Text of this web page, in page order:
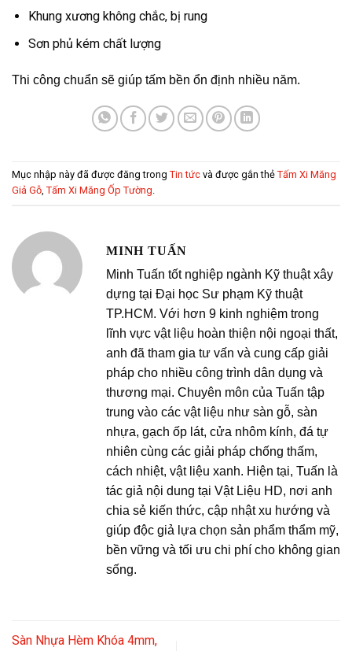
Khung xương không chắc, bị rung
Sơn phủ kém chất lượng
Thi công chuẩn sẽ giúp tấm bền ổn định nhiều năm.
Mục nhập này đã được đăng trong Tin tức và được gắn thẻ Tấm Xi Măng
Giả Gỗ Tấm Xi Măng Ốp Tường
MINH TUẤN
Minh Tuấn tốt nghiệp ngành Kỹ thuật xây
dựng tại Đại học Sư phạm Kỹ thuật
TP.HCM. Với hơn 9 kinh nghiệm trong
lĩnh vực vật liệu hoàn thiện nội ngoại thất,
anh đã tham gia tư vấn và cung cấp giải
pháp cho nhiều công trình dân dụng và
thương mại. Chuyên môn của Tuấn tập
trung vào các vật liệu như sàn gỗ, sàn
nhựa, gạch ốp lát, cửa nhôm kính, đá tự
nhiên cùng các giải pháp chống thấm,
cách nhiệt, vật liệu xanh. Hiện tại, Tuấn là
tác giả nội dung tại Vật Liệu HD, nơi anh
chia sẻ kiến thức, cập nhật xu hướng và
giúp độc giả lựa chọn sản phẩm thẩm mỹ,
bền vững và tối ưu chi phí cho không gian
sống.
Sàn Nhựa Hèm Khóa 4mm,